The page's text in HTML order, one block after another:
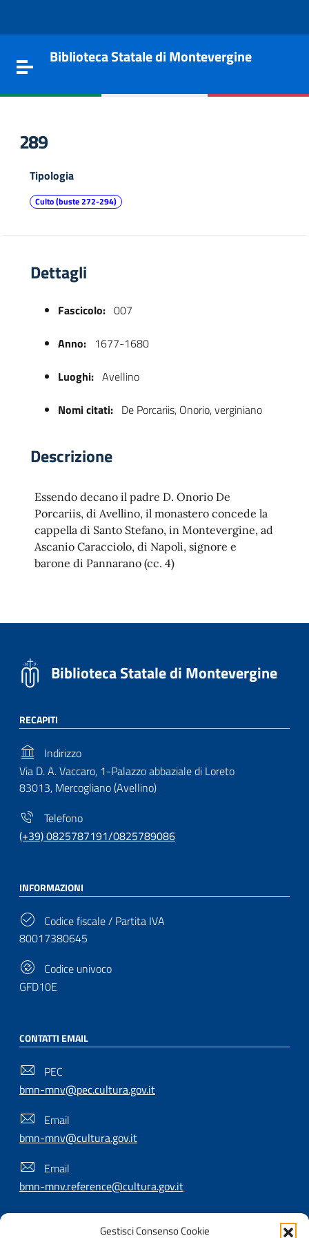
Gestisci Consenso Cookie
Toggle navigation
Biblioteca Statale di Montevergine
289
Tipologia
Culto (buste 272-294)
Dettagli
Fascicolo: 007
Anno: 1677-1680
Luoghi: Avellino
Nomi citati: De Porcariis, Onorio, verginiano
Descrizione
Essendo decano il padre D. Onorio De
Porcariis, di Avellino, il monastero concede la
cappella di Santo Stefano, in Montevergine, ad
Ascanio Caracciolo, di Napoli, signore e
barone di Pannarano (cc. 4)
Biblioteca Statale di Montevergine
RECAPITI
Indirizzo
Via D. A. Vaccaro, 1-Palazzo abbaziale di Loreto
83013, Mercogliano (Avellino)
Telefono
(+39) 0825787191/0825789086
INFORMAZIONI
Codice fiscale / Partita IVA
80017380645
Codice univoco
GFD10E
CONTATTI EMAIL
PEC
bmn-mnv@pec.cultura.gov.it
Email
bmn-mnv@cultura.gov.it
Email
bmn-mnv.reference@cultura.gov.it